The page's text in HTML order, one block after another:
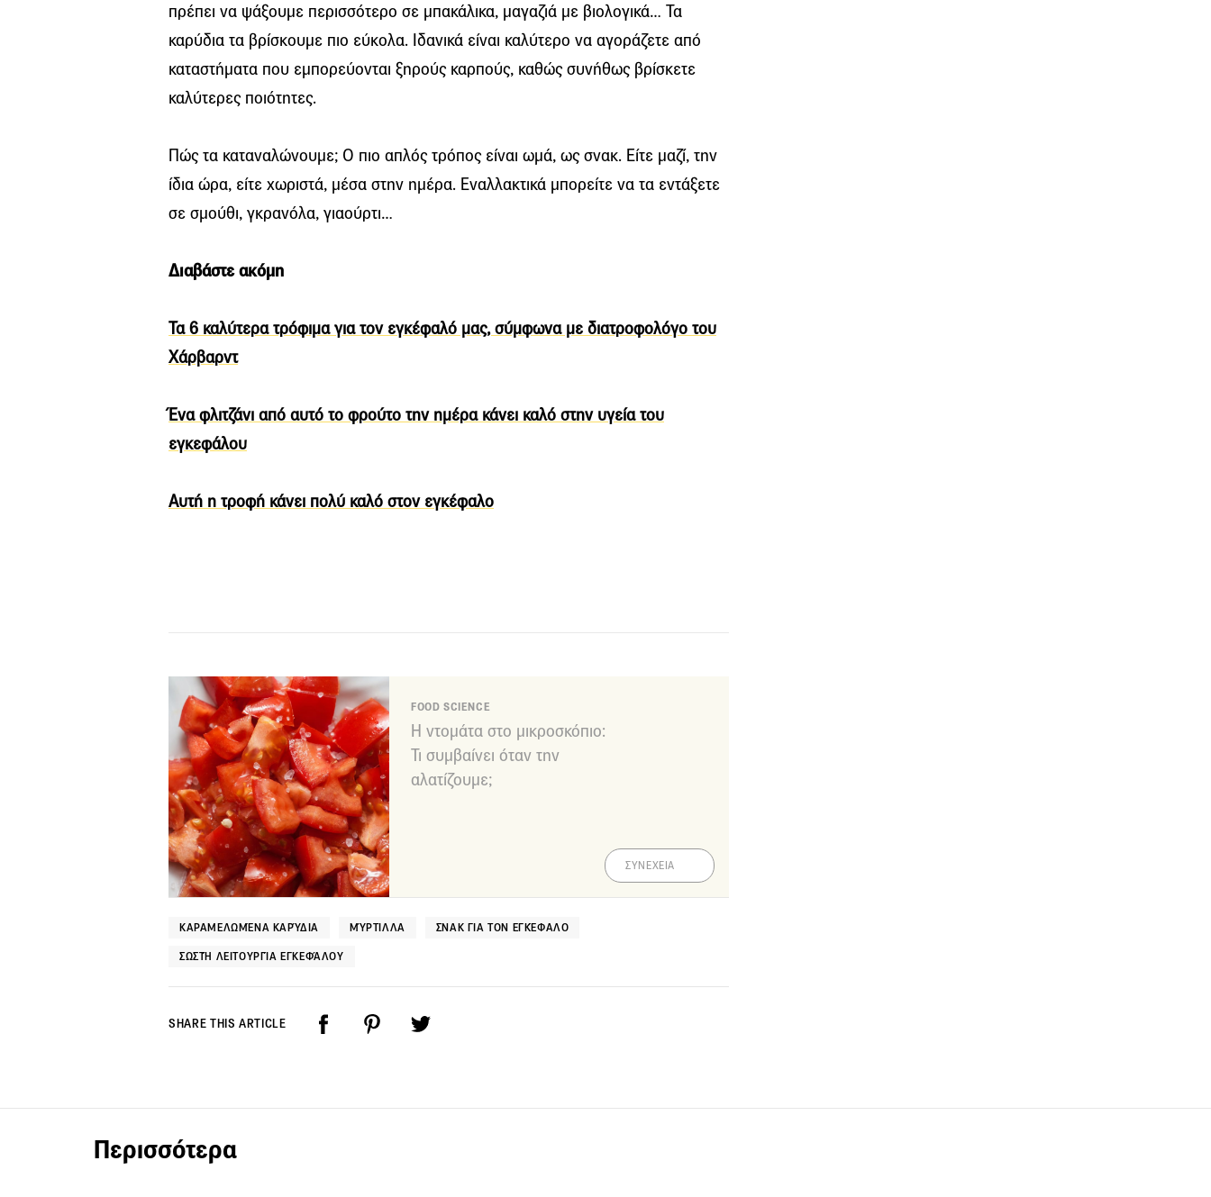
πρέπει να ψάξουμε περισσότερο σε μπακάλικα, μαγαζιά με βιολογικά… Τα
καρύδια τα βρίσκουμε πιο εύκολα. Ιδανικά είναι καλύτερο να αγοράζετε από
καταστήματα που εμπορεύονται ξηρούς καρπούς, καθώς συνήθως βρίσκετε
καλύτερες ποιότητες.
Πώς τα καταναλώνουμε; Ο πιο απλός τρόπος είναι ωμά, ως σνακ. Είτε μαζί, την
ίδια ώρα, είτε χωριστά, μέσα στην ημέρα. Εναλλακτικά μπορείτε να τα εντάξετε
σε σμούθι, γκρανόλα, γιαούρτι…
Διαβάστε ακόμη
Τα 6 καλύτερα τρόφιμα για τον εγκέφαλό μας, σύμφωνα με διατροφολόγο του
Χάρβαρντ
Ένα φλιτζάνι από αυτό το φρούτο την ημέρα κάνει καλό στην υγεία του
εγκεφάλου
Αυτή η τροφή κάνει πολύ καλό στον εγκέφαλο
FOOD SCIENCE
Η ντομάτα στο μικροσκόπιο:
Τι συμβαίνει όταν την
αλατίζουμε;
ΣΥΝΕΧΕΙΑ
ΚΑΡΑΜΕΛΩΜΈΝΑ ΚΑΡΎΔΙΑ ΜΎΡΤΙΛΛΑ ΣΝΑΚ ΓΙΑ ΤΟΝ ΕΓΚΈΦΑΛΟ
ΣΩΣΤΉ ΛΕΙΤΟΥΡΓΊΑ ΕΓΚΕΦΆΛΟΥ
SHARE THIS ARTICLE
Περισσότερα